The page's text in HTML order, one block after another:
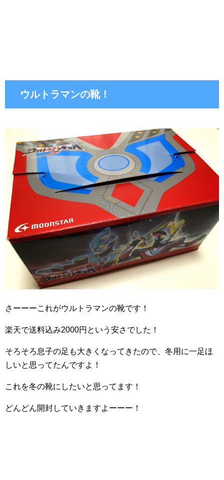
ウルトラマンの靴！
さーーーこれがウルトラマンの靴です！
楽天で送料込み2000円という安さでした！
そろそろ息子の足も大きくなってきたので、冬用に一足ほ
しいと思ってたんですよ！
これを冬の靴にしたいと思ってます！
どんどん開封していきますよーーー！